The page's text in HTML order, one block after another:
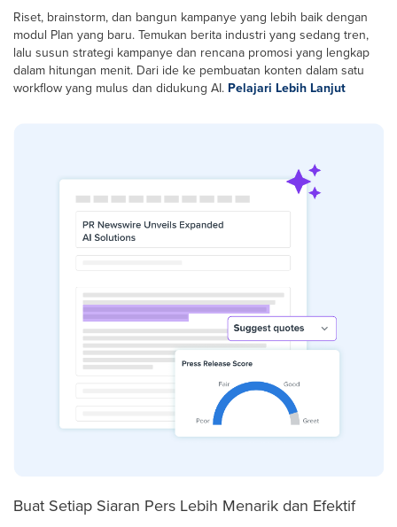
Riset, brainstorm, dan bangun kampanye yang lebih baik dengan
modul Plan yang baru. Temukan berita industri yang sedang tren,
lalu susun strategi kampanye dan rencana promosi yang lengkap
dalam hitungan menit. Dari ide ke pembuatan konten dalam satu
workflow yang mulus dan didukung AI. Pelajari Lebih Lanjut
Buat Setiap Siaran Pers Lebih Menarik dan Efektif